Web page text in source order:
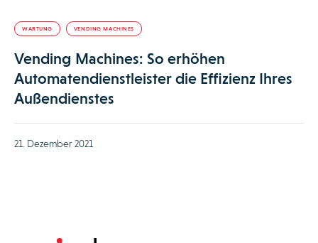
WARTUNG VENDING MACHINES
Vending Machines: So erhöhen
Automatendienstleister die Effizienz Ihres
Außendienstes
21. Dezember 2021